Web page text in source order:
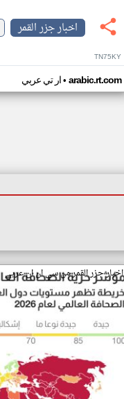
اخبار جزر القمر
TN75KY
ار تي عربي• arabic.rt.com
اخبار جزر القمر من سي ان ان عربي